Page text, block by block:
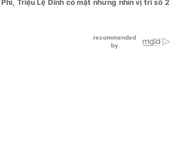
Triệu Lệ Dĩnh có mặt nhưng nhìn vị trí số 2